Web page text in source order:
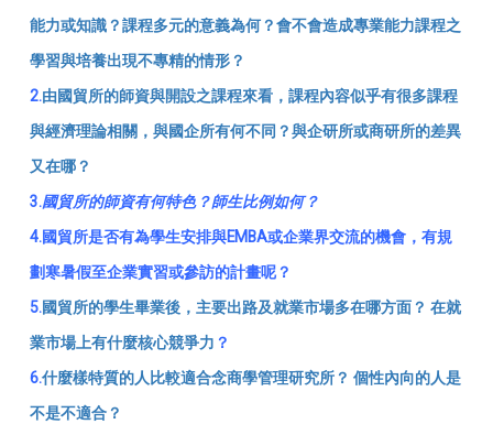
能力或知識？課程多元的意義為何？會不會造成專業能力課程之
學習與培養出現不專精的情形？
2.由國貿所的師資與開設之課程來看，課程內容似乎有很多課程
與經濟理論相關，與國企所有何不同？與企研所或商研所的差異
又在哪？
3.國貿所的師資有何特色？師生比例如何？
4.國貿所是否有為學生安排與EMBA或企業界交流的機會，有規
劃寒暑假至企業實習或參訪的計畫呢？
5.國貿所的學生畢業後，主要出路及就業市場多在哪方面？ 在就
業市場上有什麼核心競爭力 ？
6.什麼樣特質的人比較適合念商學管理研究所？ 個性內向的人是
不是不適合？